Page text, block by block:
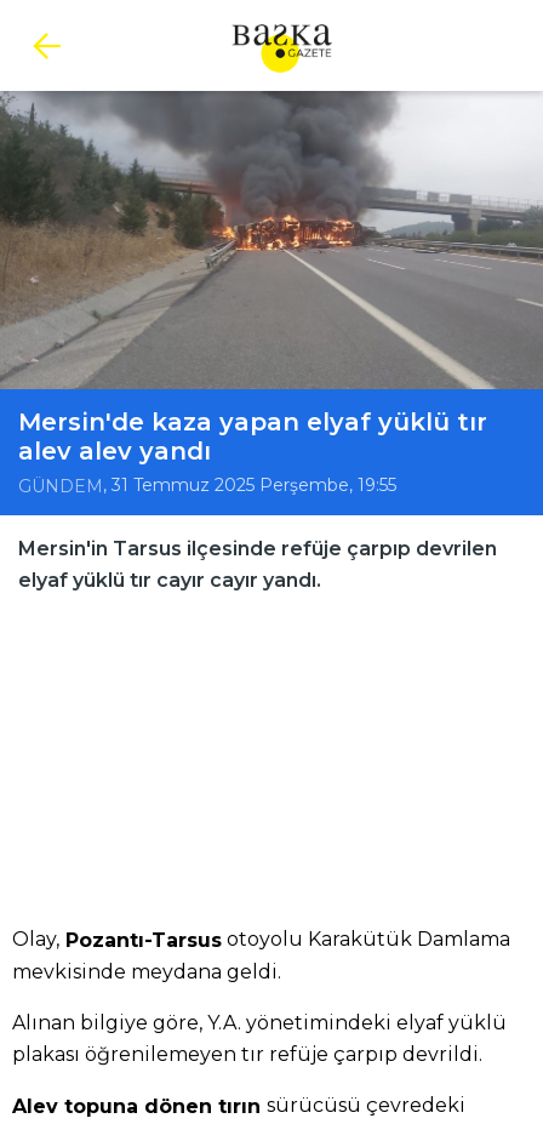
Mersin'de kaza yapan elyaf yüklü tır
alev alev yandı
GÜNDEM, 31 Temmuz 2025 Perşembe, 19:55
Mersin'in Tarsus ilçesinde refüje çarpıp devrilen
elyaf yüklü tır cayır cayır yandı.
Olay, Pozantı-Tarsus otoyolu Karakütük Damlama
mevkisinde meydana geldi.
Alınan bilgiye göre, Y.A. yönetimindeki elyaf yüklü
plakası öğrenilemeyen tır refüje çarpıp devrildi.
Alev topuna dönen tırın sürücüsü çevredeki